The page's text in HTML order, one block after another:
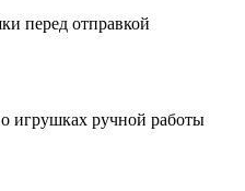
перед отправкой
игрушках ручной работы